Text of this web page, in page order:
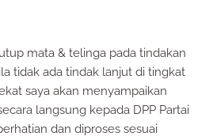
mata & telinga pada tindakan
tidak ada tindak lanjut di tingkat
saya akan menyampaikan
langsung kepada DPP Partai
dan diproses sesuai